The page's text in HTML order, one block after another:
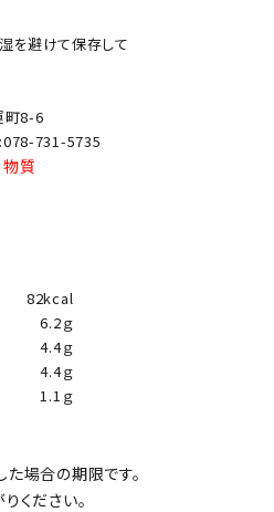
を避けて保存して
町8-6
731-5735
質
82kcal
6.2ｇ
4.4ｇ
4.4ｇ
1.1ｇ
場合の期限です。
ください。